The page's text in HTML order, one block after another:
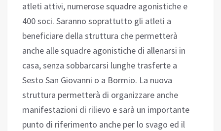
atleti attivi, numerose squadre agonistiche e
400 soci. Saranno soprattutto gli atleti a
beneficiare della struttura che permetterà
anche alle squadre agonistiche di allenarsi in
casa, senza sobbarcarsi lunghe trasferte a
Sesto San Giovanni o a Bormio. La nuova
struttura permetterà di organizzare anche
manifestazioni di rilievo e sarà un importante
punto di riferimento anche per lo svago ed il